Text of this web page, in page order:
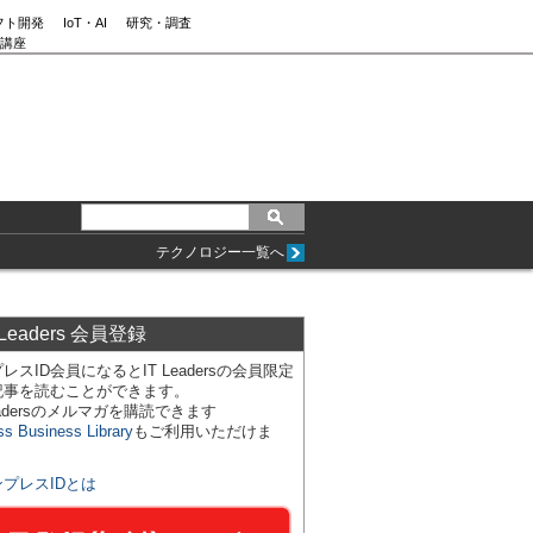
ト開発 IoT・AI
研究・調査
座
テクノロジー一覧へ
会員登録
スID会員になるとIT Leadersの会員限定
を読むことができます。
のメルマガを購読できます
Business Libraryもご利用いただけま
プレスIDとは